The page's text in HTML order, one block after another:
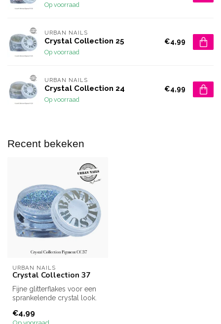
Op voorraad
URBAN NAILS
Crystal Collection 25
Op voorraad
€4,99
URBAN NAILS
Crystal Collection 24
Op voorraad
€4,99
Recent bekeken
URBAN NAILS
Crystal Collection 37
Fijne glitterflakes voor een
sprankelende crystal look.
€4,99